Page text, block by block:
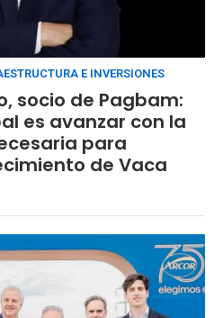
E INVERSIONES
socio de Pagbam:
es avanzar con la
para
de Vaca